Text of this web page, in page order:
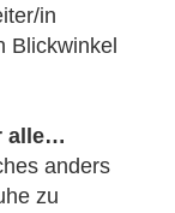
in
Blickwinkel
alle…
anders
zu